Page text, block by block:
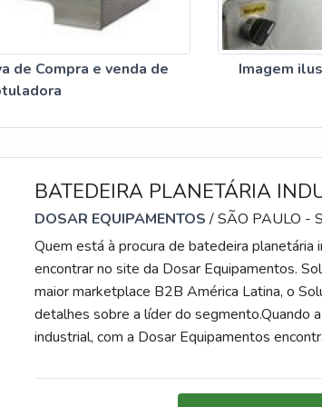
positiva no mercado por toda seriedade e
experiência de todos os clientes.
de Compra e venda de
Imagem
BATEDEIRA PLANETÁRIA
DOSAR EQUIPAMENTOS/ SÃO PAULO -
Quem está à procura de batedeira planetária
encontrar no site da Dosar Equipamentos.
maior marketplace B2B América Latina, o
detalhes sobre a líder do segmento.Quando
industrial, com a Dosar Equipamentos
garantir uma compra assertiva. A MELHOR